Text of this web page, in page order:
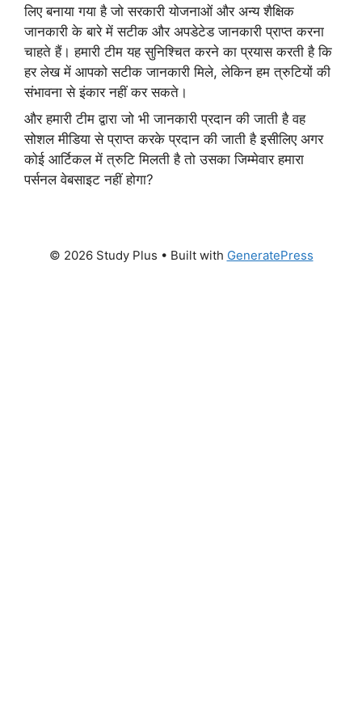
लिए बनाया गया है जो सरकारी योजनाओं और अन्य शैक्षिक
जानकारी के बारे में सटीक और अपडेटेड जानकारी प्राप्त करना
चाहते हैं। हमारी टीम यह सुनिश्चित करने का प्रयास करती है कि
हर लेख में आपको सटीक जानकारी मिले, लेकिन हम त्रुटियों की
संभावना से इंकार नहीं कर सकते।
और हमारी टीम द्वारा जो भी जानकारी प्रदान की जाती है वह
सोशल मीडिया से प्राप्त करके प्रदान की जाती है इसीलिए अगर
कोई आर्टिकल में त्रुटि मिलती है तो उसका जिम्मेवार हमारा
पर्सनल वेबसाइट नहीं होगा?
© 2026 Study Plus • Built with GeneratePress